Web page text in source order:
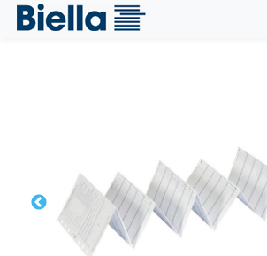
Cookie-Einstellungen